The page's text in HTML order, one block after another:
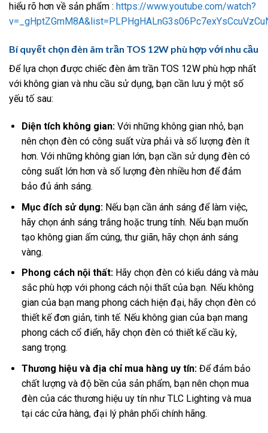
hiểu rõ hơn về sản phẩm : https://www.youtube.com/watch?
Bí quyết chọn đèn âm trần TOS 12W phù hợp với nhu cầu
Để lựa chọn được chiếc đèn âm trần TOS 12W phù hợp nhất
với không gian và nhu cầu sử dụng, bạn cần lưu ý một số
yếu tố sau:
Diện tích không gian:Với những không gian nhỏ, bạn
nên chọn đèn có công suất vừa phải và số lượng đèn ít
hơn. Với những không gian lớn, bạn cần sử dụng đèn có
công suất lớn hơn và số lượng đèn nhiều hơn để đảm
bảo đủ ánh sáng.
Mục đích sử dụng:Nếu bạn cần ánh sáng để làm việc,
hãy chọn ánh sáng trắng hoặc trung tính. Nếu bạn muốn
tạo không gian ấm cúng, thư giãn, hãy chọn ánh sáng
vàng.
Phong cách nội thất:Hãy chọn đèn có kiểu dáng và màu
sắc phù hợp với phong cách nội thất của bạn. Nếu không
gian của bạn mang phong cách hiện đại, hãy chọn đèn có
thiết kế đơn giản, tinh tế. Nếu không gian của bạn mang
phong cách cổ điển, hãy chọn đèn có thiết kế cầu kỳ,
sang trọng.
Thương hiệu và địa chỉ mua hàng uy tín:Để đảm bảo
chất lượng và độ bền của sản phẩm, bạn nên chọn mua
đèn của các thương hiệu uy tín như TLC Lighting và mua
tại các cửa hàng, đại lý phân phối chính hãng.